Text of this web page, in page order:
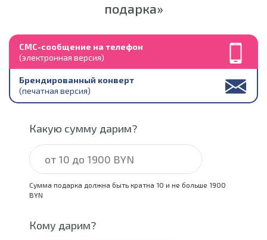
подарка»
СМС-сообщение на телефон
(электронная версия)
Брендированный конверт
(печатная версия)
Какую сумму дарим?
Сумма подарка должна быть кратна 10 и не больше 1900
BYN
Кому дарим?